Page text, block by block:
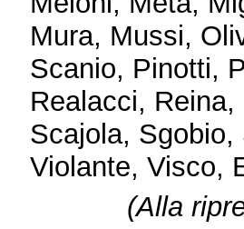
Mura, Mussi,
Scanio, Pinotti,
Realacci,
Scajola,
Violante, Visco,
(Alla